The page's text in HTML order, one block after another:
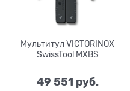
Мультитул VICTORINOX
SwissTool MXBS
49 551 руб.